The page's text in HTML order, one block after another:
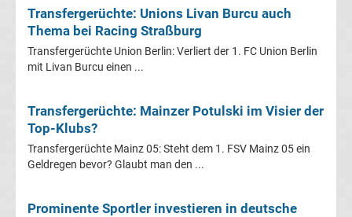
Bundesliga
Porträts
Fußballklubs
Internat.
Fußball
Transfergerüchte: Unions Livan Burcu auch
Thema bei Racing Straßburg
Transfergerüchte Union Berlin: Verliert der 1. FC Union Berlin
mit Livan Burcu einen ...
Transfergerüchte: Mainzer Potulski im Visier der
Top-Klubs?
Transfergerüchte Mainz 05: Steht dem 1. FSV Mainz 05 ein
Geldregen bevor? Glaubt man den ...
Prominente Sportler investieren in deutsche